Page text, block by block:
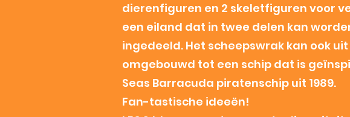
dierenfiguren en 2 skeletfiguren voor
een eiland dat in twee delen kan
ingedeeld. Het scheepswrak kan ook
omgebouwd tot een schip dat is
Seas Barracuda piratenschip uit 1989.
Fan-tastische ideeën!